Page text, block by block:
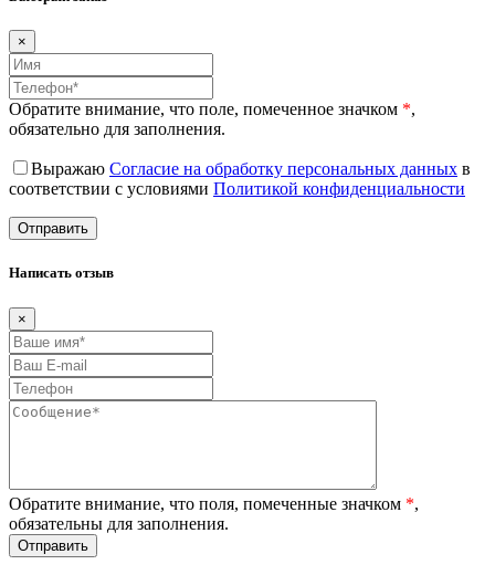
×
Обратите внимание, что поле, помеченное значком *,
обязательно для заполнения.
Выражаю Согласие на обработку персональных данных в
соответствии с условиями Политикой конфиденциальности
Написать отзыв
×
Обратите внимание, что поля, помеченные значком *,
обязательны для заполнения.